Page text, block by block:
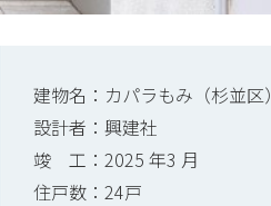
建物名：カパラもみ（杉並区）
設計者：興建社
竣 工：2025 年3 月
住戸数：24戸